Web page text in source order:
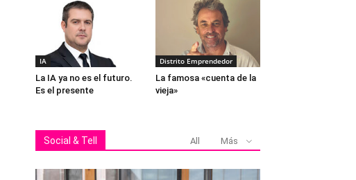
IA
La IA ya no es el futuro.
Es el presente
Distrito Emprendedor
La famosa «cuenta de la
vieja»
Social & Tell All Más